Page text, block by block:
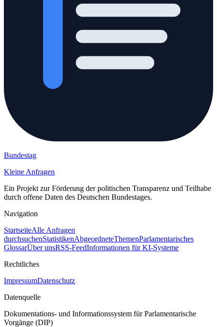
Bundestag
Kleine Anfragen
Ein Projekt zur Förderung der politischen Transparenz und Teilhabe
durch offene Daten des Deutschen Bundestages.
Navigation
StartseiteAlle Anfragen
durchsuchenStatistikenAbgeordneteThemenParlamentarisches
GlossarÜber unsRSS-FeedInformationen für KI-Systeme
Rechtliches
ImpressumDatenschutz
Datenquelle
Dokumentations- und Informationssystem für Parlamentarische
Vorgänge (DIP)